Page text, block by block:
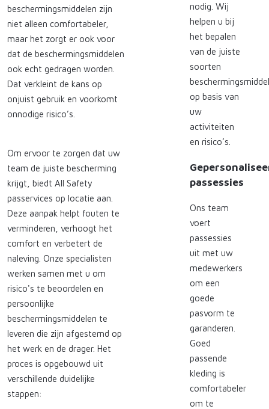
beschermingsmiddelen zijn
niet alleen comfortabeler,
maar het zorgt er ook voor
dat de beschermingsmiddelen
ook echt gedragen worden.
Dat verkleint de kans op
onjuist gebruik en voorkomt
onnodige risico’s.
Om ervoor te zorgen dat uw
team de juiste bescherming
krijgt, biedt All Safety
passervices op locatie aan.
Deze aanpak helpt fouten te
verminderen, verhoogt het
comfort en verbetert de
naleving. Onze specialisten
werken samen met u om
risico's te beoordelen en
persoonlijke
beschermingsmiddelen te
leveren die zijn afgestemd op
het werk en de drager. Het
proces is opgebouwd uit
verschillende duidelijke
stappen:
nodig. Wij
helpen u bij
het bepalen
van de juiste
soorten
op basis van
uw
activiteiten
en risico’s.
passessies
Ons team
voert
passessies
uit met uw
medewerkers
om een ​​
goede
pasvorm te
garanderen.
Goed
passende
kleding is
comfortabeler
om te